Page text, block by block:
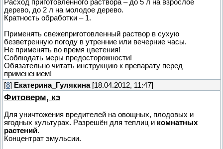
Расход приготовленного раствора – до 5 л на взрослое
дерево, до 2 л на молодое дерево.
Кратность обработки – 1.
Применять свежеприготовленный раствор в сухую
безветренную погоду в утренние или вечерние часы.
Не применять во время цветения!
Соблюдать меры предосторожности!
Обязательно читать инструкцию к препарату перед
применением!
[8] Екатерина_Гулякина[18.04.2012, 11:47]
Фитоверм, кэ
Для уничтожения вредителей на овощных, плодовых и
ягодных культурах. Разрешён для теплиц и комнатных
растений.
Концентрат эмульсии.